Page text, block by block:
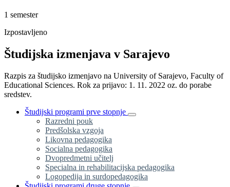
1 semester
Izpostavljeno
Študijska izmenjava v Sarajevo
Razpis za študijsko izmenjavo na University of Sarajevo, Faculty of
Educational Sciences. Rok za prijavo: 1. 11. 2022 oz. do porabe
sredstev.
Študijski programi prve stopnje
Razredni pouk
Predšolska vzgoja
Likovna pedagogika
Socialna pedagogika
Dvopredmetni učitelj
Specialna in rehabilitacijska pedagogika
Logopedija in surdopedagogika